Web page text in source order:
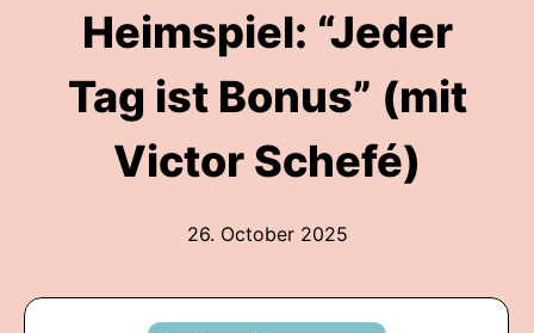
Heimspiel: “Jeder
Tag ist Bonus” (mit
Victor Schefé)
26. October 2025